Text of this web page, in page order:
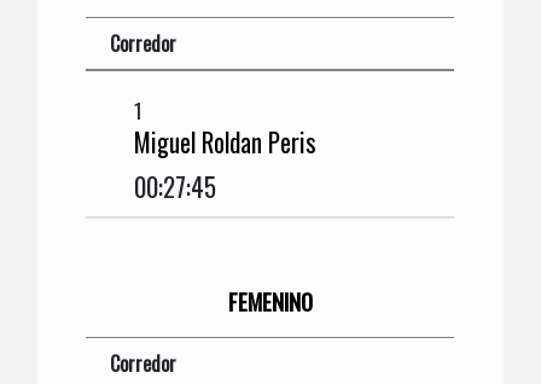
Corredor
1
Miguel Roldan Peris
00:27:45
FEMENINO
Corredor